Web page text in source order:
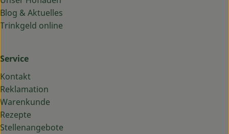
Blog & Aktuelles
Trinkgeld online
Service
Kontakt
Reklamation
Warenkunde
Rezepte
Stellenangebote